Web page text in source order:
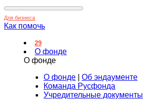
Для бизнеса
Как помочь
29
О фонде
О фонде
О фонде
Об эндаументе
Команда Русфонда
Учредительные документы